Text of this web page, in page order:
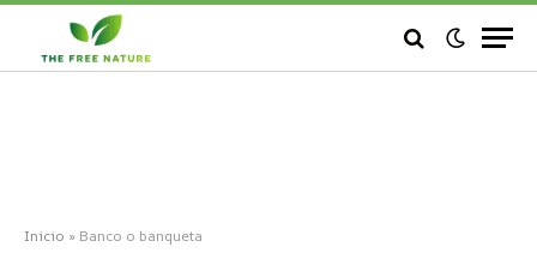
Inicio » Banco o banqueta